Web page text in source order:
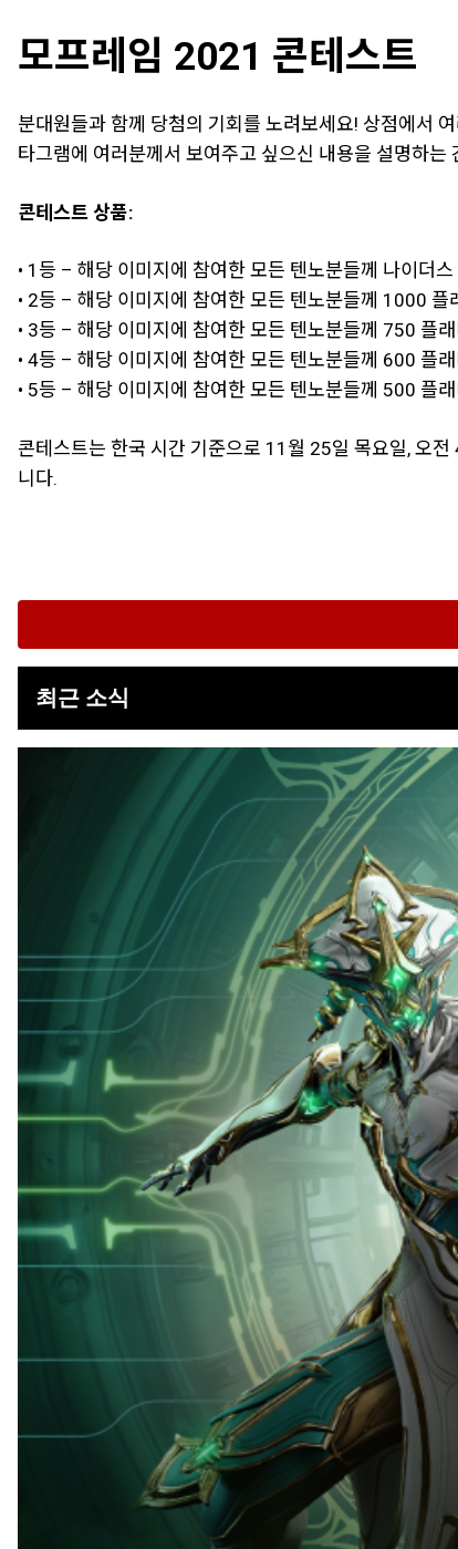
모프레임 2021 콘테스트
분대원들과 함께 당첨의 기회를 노려보세요! 상점에서
타그램에 여러분께서 보여주고 싶으신 내용을 설명하는
콘테스트 상품:
• 1등 – 해당 이미지에 참여한 모든 텐노분들께 나이더
• 2등 – 해당 이미지에 참여한 모든 텐노분들께 1000 플
• 3등 – 해당 이미지에 참여한 모든 텐노분들께 750 플
• 4등 – 해당 이미지에 참여한 모든 텐노분들께 600 플
• 5등 – 해당 이미지에 참여한 모든 텐노분들께 500 플
콘테스트는 한국 시간 기준으로 11월 25일 목요일, 오
니다.
최근 소식